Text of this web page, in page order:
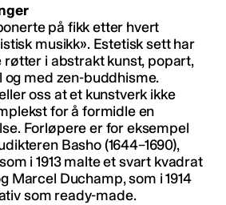
på fikk etter hvert
musikk». Estetisk sett har
røtter i abstrakt kunst, popart,
og med zen-buddhisme.
oss at et kunstverk ikke
for å formidle en
Forløpere er for eksempel
Basho (1644–1690),
i 1913 malte et svart kvadrat
Marcel Duchamp, som i 1914
som ready-made.